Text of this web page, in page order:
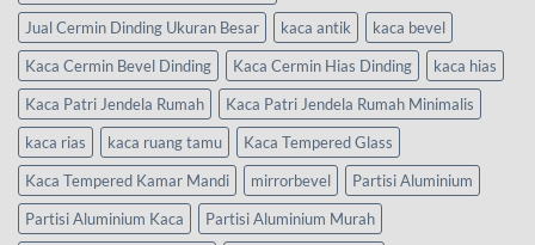
Jual Cermin Dinding Ukuran Besar
kaca antik
kaca bevel
Kaca Cermin Bevel Dinding
Kaca Cermin Hias Dinding
kaca hias
Kaca Patri Jendela Rumah
Kaca Patri Jendela Rumah Minimalis
kaca rias
kaca ruang tamu
Kaca Tempered Glass
Kaca Tempered Kamar Mandi
mirrorbevel
Partisi Aluminium
Partisi Aluminium Kaca
Partisi Aluminium Murah